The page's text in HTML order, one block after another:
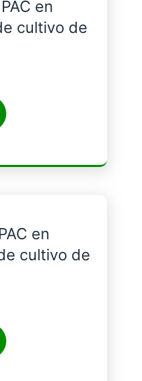
en
cultivo de
en
cultivo de